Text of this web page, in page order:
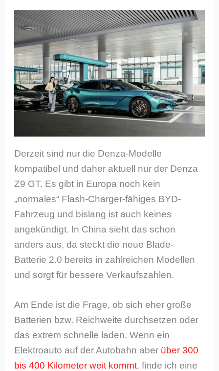
Derzeit sind nur die Denza-Modelle
kompatibel und daher aktuell nur der Denza
Z9 GT. Es gibt in Europa noch kein
„normales“ Flash-Charger-fähiges BYD-
Fahrzeug und bislang ist auch keines
angekündigt. In China sieht das schon
anders aus, da steckt die neue Blade-
Batterie 2.0 bereits in zahlreichen Modellen
und sorgt für bessere Verkaufszahlen.
Am Ende ist die Frage, ob sich eher große
Batterien bzw. Reichweite durchsetzen oder
das extrem schnelle laden. Wenn ein
Elektroauto auf der Autobahn aber über 300
bis 400 Kilometer weit kommt, finde ich eine